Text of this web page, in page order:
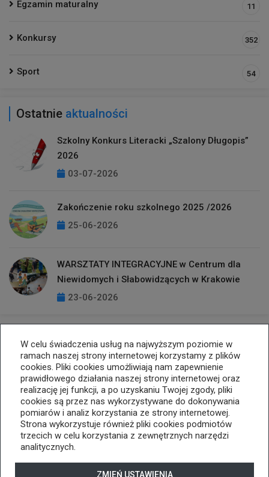
W celu świadczenia usług na najwyższym poziomie w
ramach naszej strony internetowej korzystamy z plików
cookies. Pliki cookies umożliwiają nam zapewnienie
prawidłowego działania naszej strony internetowej oraz
realizację jej funkcji, a po uzyskaniu Twojej zgody, pliki
cookies są przez nas wykorzystywane do dokonywania
pomiarów i analiz korzystania ze strony internetowej.
Strona wykorzystuje również pliki cookies podmiotów
trzecich w celu korzystania z zewnętrznych narzędzi
analitycznych.
ZMIEŃ USTAWIENIA
Egzamin maturalny 11
Konkursy 352
Sport 54
Ostatnie aktualności
Szkolny Konkurs Literacki „Szalony Długopis”
2026
03-07-2026
Zakończenie roku szkolnego 2025 /2026
25-06-2026
WARSZTATY INTEGRACYJNE w Centrum dla
Niewidomych i Słabowidzących w Krakowie
23-06-2026
33 812 25 74
kopernik@cuw.bielsko-biala.pl
ul. Listopadowa 70, 43-300 Bielsko-Biała
Deklaracja dostępności